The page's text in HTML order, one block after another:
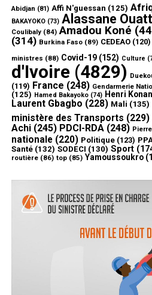
Abidjan (81) Affi N'guessan (125)
BAKAYOKO(73) Alassane
Coulibaly(84) Amadou Koné
(314) Burkina Faso(89) CEDEAO(120)
ministres (88) Covid-19(152) Culture
d'Ivoire(4829)
(119) France (248) Gendarmerie
(125) Hamed Bakayoko(74) Henri
Laurent Gbagbo (228) Mali (135)
ministère des Transports (229)
Achi(245) PDCI-RDA(248)
nationale(220) Politique(123)
Santé(132) SODECI (130) Sport
routière(86) top(85) Yamoussoukro